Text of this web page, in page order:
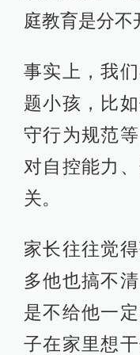
庭教育是分不
事实上，我
题小孩，比
守行为规范
对自控能力
关。
家长往往觉
多他也搞不
是不给他一
子在家里想